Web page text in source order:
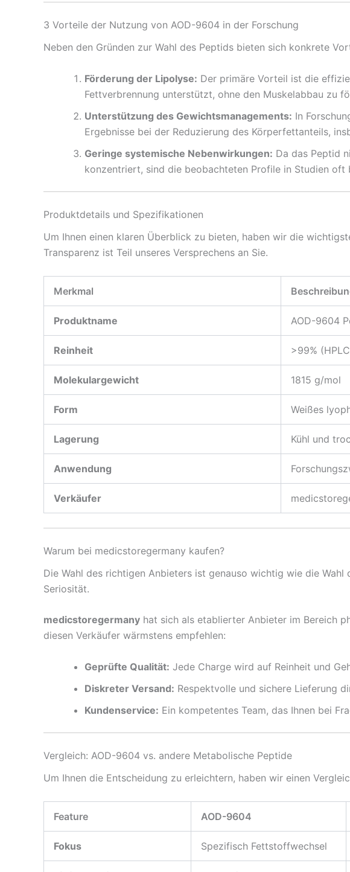
3 Vorteile der Nutzung von AOD-9604 in der Forschung
Neben den Gründen zur Wahl des Peptids bieten sich konkrete
Förderung der Lipolyse: Der primäre Vorteil ist die
Fettverbrennung unterstützt, ohne den Muskelabbau zu
Unterstützung des Gewichtsmanagements: In
Ergebnisse bei der Reduzierung des Körperfettanteils,
Geringe systemische Nebenwirkungen: Da das Peptid
konzentriert, sind die beobachteten Profile in Studien
Produktdetails und Spezifikationen
Um Ihnen einen klaren Überblick zu bieten, haben wir die
Transparenz ist Teil unseres Versprechens an Sie.
Merkmal
Produktname AOD-9604
Reinheit >99%
Molekulargewicht 1815 g/mol
Form Weißes
Lagerung Kühl und
Anwendung
Verkäufer
Warum bei medicstoregermany kaufen?
Die Wahl des richtigen Anbieters ist genauso wichtig wie die Wahl
Seriosität.
medicstoregermany hat sich als etablierter Anbieter im Bereich
diesen Verkäufer wärmstens empfehlen:
Geprüfte Qualität: Jede Charge wird auf Reinheit und
Diskreter Versand: Respektvolle und sichere Lieferung
Kundenservice: Ein kompetentes Team, das Ihnen bei
Vergleich: AOD-9604 vs. andere Metabolische Peptide
Um Ihnen die Entscheidung zu erleichtern, haben wir einen
Feature AOD-9604
Fokus Spezifisch Fettstoffwechsel